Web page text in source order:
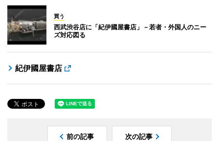
買う
西武渋谷店に「紀伊國屋書店」－若者・外国人のニー
ズ対応図る
紀伊國屋書店
前の記事 次の記事